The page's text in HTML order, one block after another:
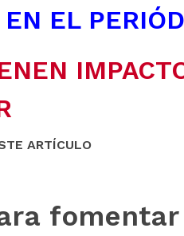
EL
ARTÍCULO
fomentar